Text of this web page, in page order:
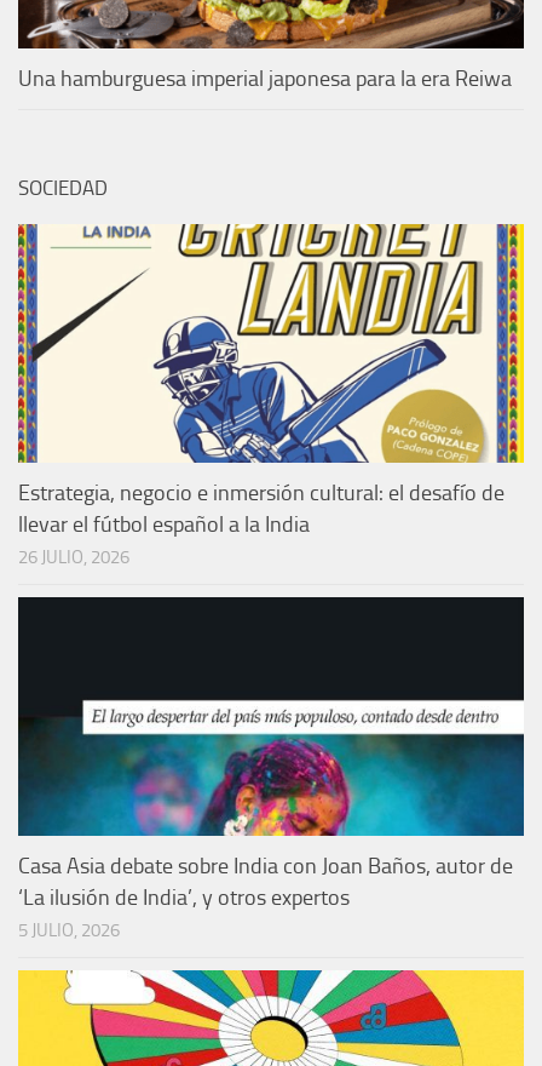
Una hamburguesa imperial japonesa para la era Reiwa
SOCIEDAD
Estrategia, negocio e inmersión cultural: el desafío de
llevar el fútbol español a la India
26 JULIO, 2026
Casa Asia debate sobre India con Joan Baños, autor de
‘La ilusión de India’, y otros expertos
5 JULIO, 2026